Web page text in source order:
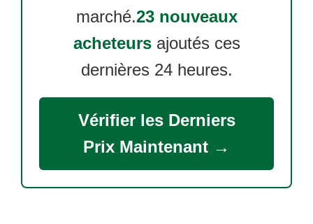
marché.23 nouveaux
acheteursajoutés ces
dernières 24 heures.
Vérifier les Derniers
Prix Maintenant →